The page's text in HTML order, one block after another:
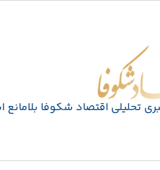
تحليلی اقتصاد شکوفا